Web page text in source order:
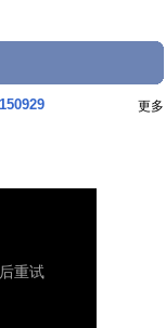
更多